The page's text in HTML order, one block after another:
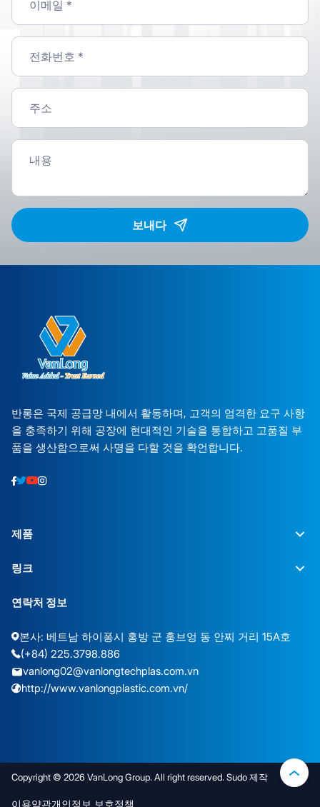
보내다
반롱은 국제 공급망 내에서 활동하며, 고객의 엄격한 요구 사항
을 충족하기 위해 공장에 현대적인 기술을 통합하고 고품질 부
품을 생산함으로써 사명을 다할 것을 확언합니다.
제품
링크
연락처 정보
본사: 베트남 하이퐁시 홍방 군 훙브엉 동 안찌 거리 15A호
(+84) 225.3798.886
vanlong02@vanlongtechplas.com.vn
http://www.vanlongplastic.com.vn/
Copyright © 2026 VanLong Group. All right reserved. Sudo 제작
이용약관개인정보 보호정책